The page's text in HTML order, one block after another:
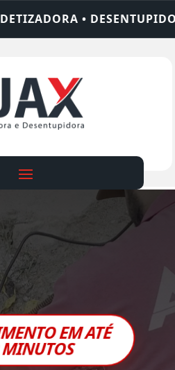
• LIMPEZA DE
EM ATÉ